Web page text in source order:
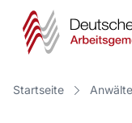
Startseite